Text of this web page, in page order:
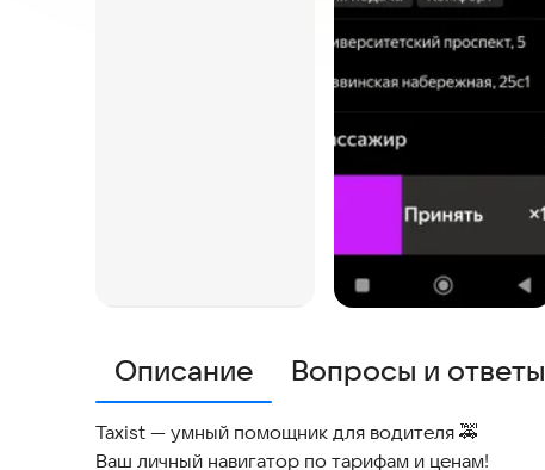
Описание Вопросы и ответы
Taxist — умный помощник для водителя 🚕
Ваш личный навигатор по тарифам и ценам!